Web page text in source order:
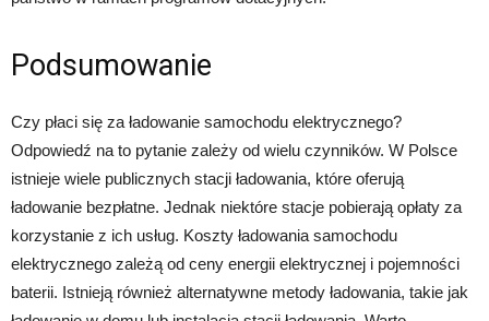
Podsumowanie
Czy płaci się za ładowanie samochodu elektrycznego?
Odpowiedź na to pytanie zależy od wielu czynników. W Polsce
istnieje wiele publicznych stacji ładowania, które oferują
ładowanie bezpłatne. Jednak niektóre stacje pobierają opłaty za
korzystanie z ich usług. Koszty ładowania samochodu
elektrycznego zależą od ceny energii elektrycznej i pojemności
baterii. Istnieją również alternatywne metody ładowania, takie jak